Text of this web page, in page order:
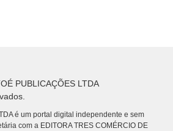
PUBLICAÇÕES LTDA
é um portal digital independente e sem
com a EDITORA TRES COMÉRCIO DE